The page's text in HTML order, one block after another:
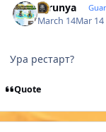
thrunya
March 14Mar 14
Ура рестарт?
Quote